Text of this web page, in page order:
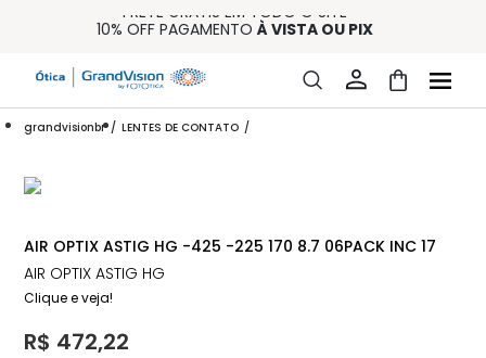
FRETE GRÁTIS EM TODO O SITE
10% OFF PAGAMENTO À VISTA OU PIX
15% OFF NA PRIMEIRA COMPRA (CONSULTE REGULAMENTO)
32% OFF NO COMBO - CONS. REG.
grandvisionbr LENTES DE CONTATO
AIR OPTIX ASTIG HG -425 -225 170 8.7 06PACK INC 17
AIR OPTIX ASTIG HG
Clique e veja!
R$ 472,22